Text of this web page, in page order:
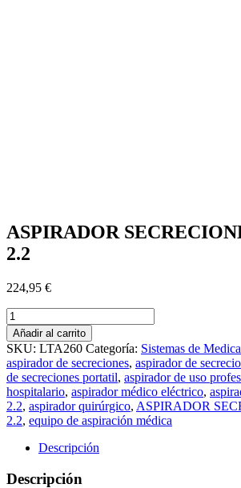
ASPIRADOR
2.2
224,95 €
ASPIRADOR
SECRECIONES
Aspimed
2.2
cantidad
Añadir al carrito
SKU: LTA260 Categoría: Sistemas de
aspirador de secreciones, aspirador de
de secreciones portatil, aspirador de uso
hospitalario, aspirador médico eléctrico,
2.2, aspirador quirúrgico, ASPIRADOR
2.2, equipo de aspiración médica
Descripción
Descripción